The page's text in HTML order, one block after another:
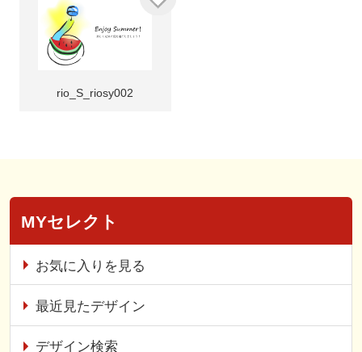
rio_S_riosy002
MYセレクト
お気に入りを見る
最近見たデザイン
デザイン検索